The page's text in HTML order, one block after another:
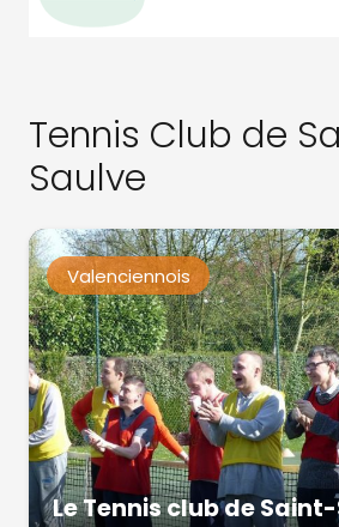
Tennis Club de
Saulve
Valenciennois
Le Tennis club de